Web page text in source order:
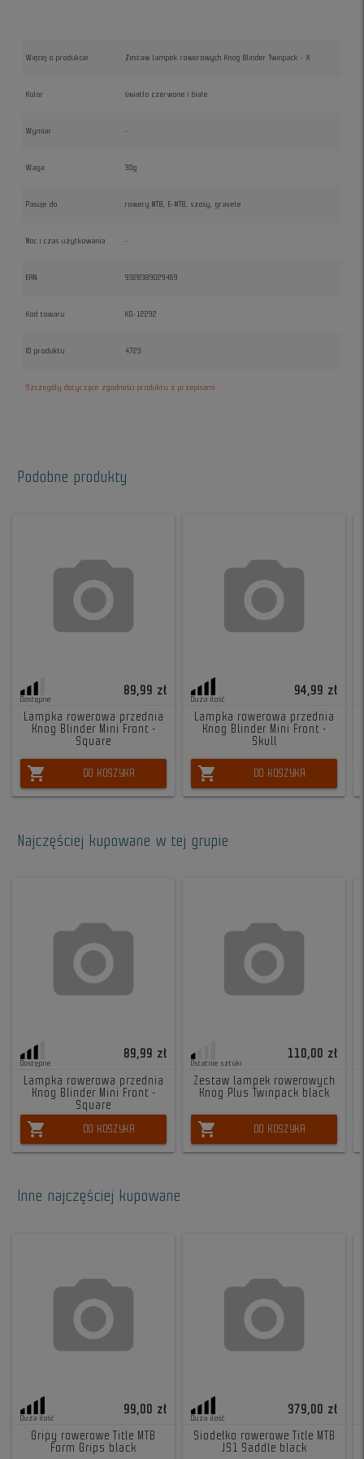
Więcej o produkcie Zestaw lampek rowerowych Knog Blinder Twinpack - X
Kolor światło czerwone i białe
Wymiar -
Waga 30g
Pasuje do rowery MTB, E-MTB, szosy, gravele
Moc i czas użytkowania -
EAN 9328389029469
Kod towaru KG-12292
ID produktu 4723
Szczegóły dotyczące zgodności produktu z przepisami
Podobne produkty
Dostępne
89,99 zł
Lampka rowerowa przednia
Knog Blinder Mini Front -
Square
shopping_cart DO KOSZYKA
Duża ilość
94,99 zł
Lampka rowerowa przednia
Knog Blinder Mini Front -
Skull
shopping_cart DO KOSZYKA
Najczęściej kupowane w tej grupie
Dostępne
89,99 zł
Lampka rowerowa przednia
Knog Blinder Mini Front -
Square
shopping_cart DO KOSZYKA
Ostatnie sztuki
110,00 zł
Zestaw lampek rowerowych
Knog Plus Twinpack black
shopping_cart DO KOSZYKA
Inne najczęściej kupowane
Duża ilość
99,00 zł
Gripy rowerowe Title MTB
Form Grips black
Duża ilość
379,00 zł
Siodełko rowerowe Title MTB
JS1 Saddle black